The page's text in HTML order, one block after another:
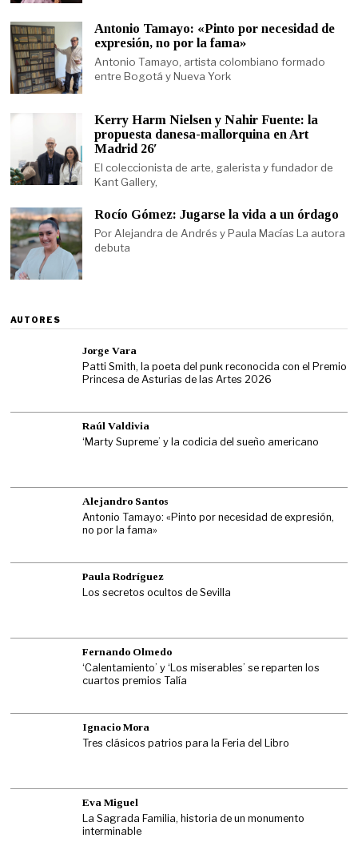
Antonio Tamayo: «Pinto por necesidad de
expresión, no por la fama»
Antonio Tamayo, artista colombiano formado
entre Bogotá y Nueva York
Kerry Harm Nielsen y Nahir Fuente: la
propuesta danesa-mallorquina en Art
Madrid 26′
El coleccionista de arte, galerista y fundador de
Kant Gallery,
Rocío Gómez: Jugarse la vida a un órdago
Por Alejandra de Andrés y Paula Macías La autora
debuta
AUTORES
Jorge Vara
Patti Smith, la poeta del punk reconocida con el Premio
Princesa de Asturias de las Artes 2026
Raúl Valdivia
‘Marty Supreme’ y la codicia del sueño americano
Alejandro Santos
Antonio Tamayo: «Pinto por necesidad de expresión,
no por la fama»
Paula Rodríguez
Los secretos ocultos de Sevilla
Fernando Olmedo
‘Calentamiento’ y ‘Los miserables’ se reparten los
cuartos premios Talía
Ignacio Mora
Tres clásicos patrios para la Feria del Libro
Eva Miguel
La Sagrada Familia, historia de un monumento
interminable